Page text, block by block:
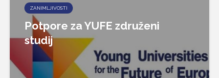
ZANIMLJIVOSTI
Potpore za YUFE združeni
studij